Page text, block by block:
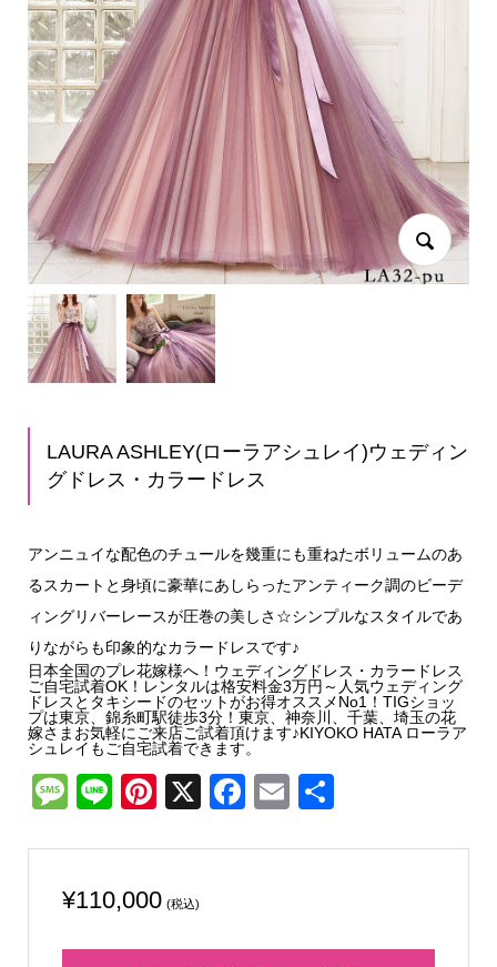
LAURA ASHLEY(ローラアシュレイ)ウェディン
グドレス・カラードレス
アンニュイな配色のチュールを幾重にも重ねたボリュームのあ
るスカートと身頃に豪華にあしらったアンティーク調のビーデ
ィングリバーレースが圧巻の美しさ☆シンプルなスタイルであ
りながらも印象的なカラードレスです♪
日本全国のプレ花嫁様へ！ウェディングドレス・カラードレス
ご自宅試着OK！レンタルは格安料金3万円～人気ウェディング
ドレスとタキシードのセットがお得オススメNo1！TIGショッ
プは東京、錦糸町駅徒歩3分！東京、神奈川、千葉、埼玉の花
嫁さまお気軽にご来店ご試着頂けます♪KIYOKO HATA ローラア
シュレイもご自宅試着できます。
Message
LinePinterest
X Facebook
Email
¥110,000 (税込)